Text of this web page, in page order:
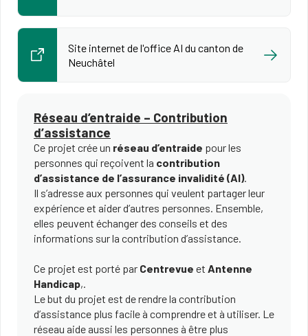
Site internet de l'office AI du canton de
Neuchâtel
Réseau d’entraide – Contribution
d’assistance
Ce projet crée un réseau d’entraide pour les
personnes qui reçoivent la contribution
d’assistance de l’assurance invalidité (AI).
Il s’adresse aux personnes qui veulent partager leur
expérience et aider d’autres personnes. Ensemble,
elles peuvent échanger des conseils et des
informations sur la contribution d’assistance.
Ce projet est porté par Centrevue et Antenne
Handicap,.
Le but du projet est de rendre la contribution
d’assistance plus facile à comprendre et à utiliser. Le
réseau aide aussi les personnes à être plus